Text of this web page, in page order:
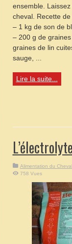
ensemble.
cheval. Recette
– 1 kg de son de
– 200 g de
graines de lin
sauge, ...
Lire la suite...
L’électrolyte
Alimentation du Cheval
758 Vues